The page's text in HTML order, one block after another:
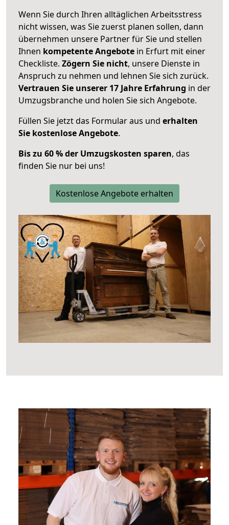
Wenn Sie durch Ihren alltäglichen Arbeitsstress
nicht wissen, was Sie zuerst planen sollen, dann
übernehmen unsere Partner für Sie und stellen
Ihnen kompetente Angebote in Erfurt mit einer
Checkliste. Zögern Sie nicht, unsere Dienste in
Anspruch zu nehmen und lehnen Sie sich zurück.
Vertrauen Sie unserer 17 Jahre Erfahrung in der
Umzugsbranche und holen Sie sich Angebote.
Füllen Sie jetzt das Formular aus und erhalten
Sie kostenlose Angebote.
Bis zu 60 % der Umzugskosten sparen, das
finden Sie nur bei uns!
Kostenlose Angebote erhalten